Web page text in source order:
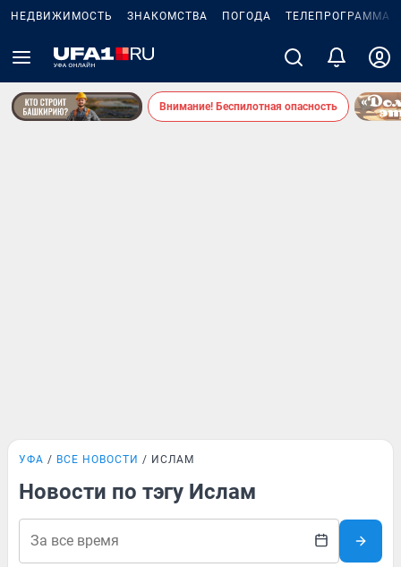
НЕДВИЖИМОСТЬ ЗНАКОМСТВА ПОГОДА ТЕЛЕПРОГРАММА
Внимание! Беспилотная опасность
УФА ВСЕ НОВОСТИ ИСЛАМ
Новости по тэгу Ислам